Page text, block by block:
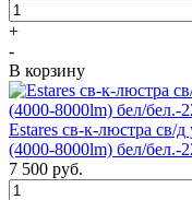
+
-
В корзину
Estares св-к-люстра св/
(4000-8000lm) бел/бел.-
7 500 руб.